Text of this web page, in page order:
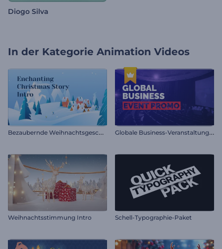
Diogo Silva
In der Kategorie Animation Videos
B
ezaubernde Weihnachtsgeschichte Intro G
lobale Business-Veranstaltung Promo
Weihnachtsstimmung Intro Schell-Typographie-Paket